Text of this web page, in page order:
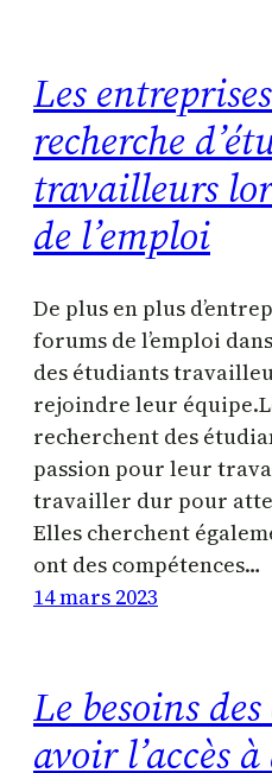
Les
recherche
travailleurs
de l’emploi
De plus en plus
forums de l’emploi
des étudiants
rejoindre leur
recherchent des
passion pour leur
travailler dur pour
Elles cherchent
ont des compétences…
14 mars 2023
Le besoins
avoir l’accès